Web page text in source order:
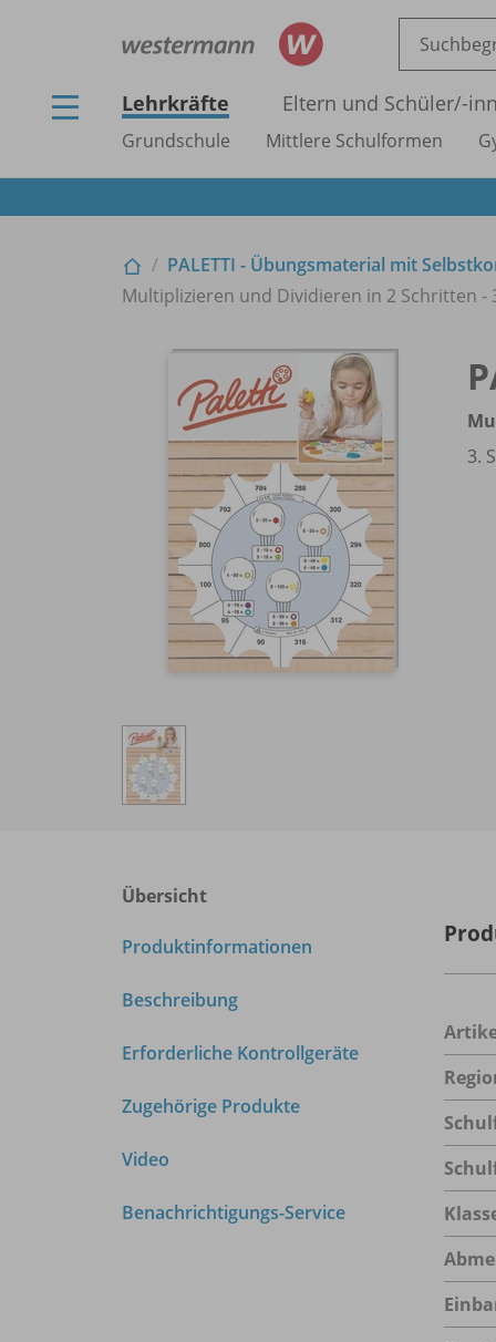
Lehrkräfte Eltern und Schüler/-
Grundschule Mittlere Schulformen
PALETTI - Übungsmaterial mit
Multiplizieren und Dividieren in 2 Schritten -
3.
Übersicht
Produktinformationen
Beschreibung
Erforderliche Kontrollgeräte
Zugehörige Produkte
Video
Benachrichtigungs-Service